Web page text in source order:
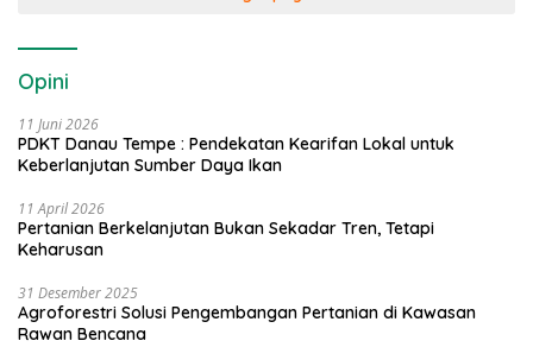
Opini
11 Juni 2026
PDKT Danau Tempe : Pendekatan Kearifan Lokal untuk
Keberlanjutan Sumber Daya Ikan
11 April 2026
Pertanian Berkelanjutan Bukan Sekadar Tren, Tetapi
Keharusan
31 Desember 2025
Agroforestri Solusi Pengembangan Pertanian di Kawasan
Rawan Bencana